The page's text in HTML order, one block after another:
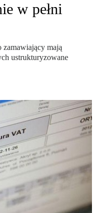
w pełni
zamawiający mają
ustrukturyzowane